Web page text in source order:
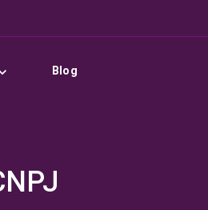
Blog